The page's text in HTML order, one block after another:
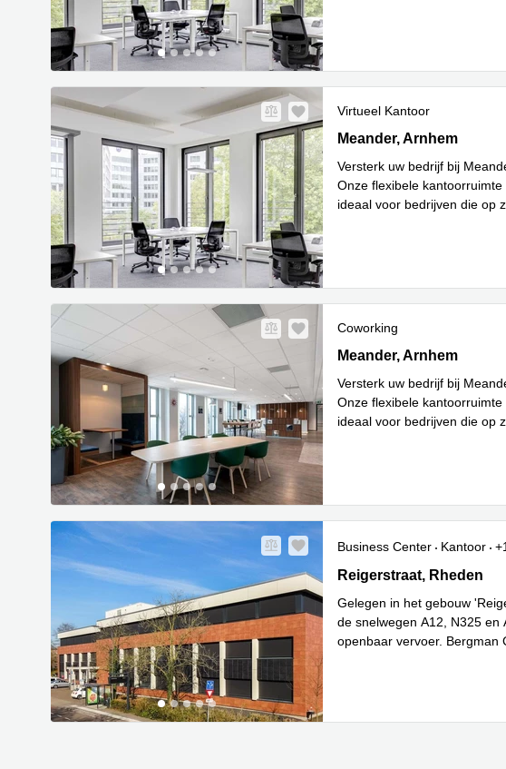
Virtueel Kantoor
Meander 825,begane
Meander, Arnhem
Versterk uw bedrijf bij
Onze flexibele
ideaal voor bedrijven die op
Coworking
Meander 825,begane
Meander, Arnhem
Versterk uw bedrijf bij
Onze flexibele
ideaal voor bedrijven die op
Business Center Kantoor +1
Reigerstraat 30, Rheden
Reigerstraat, Rheden
Gelegen in het gebouw
de snelwegen A12, N325
openbaar vervoer. Bergman